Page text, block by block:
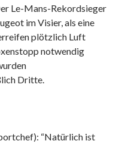
Le-Mans-Rekordsieger
im Visier, als eine
plötzlich Luft
notwendig
Dritte.
“Natürlich ist